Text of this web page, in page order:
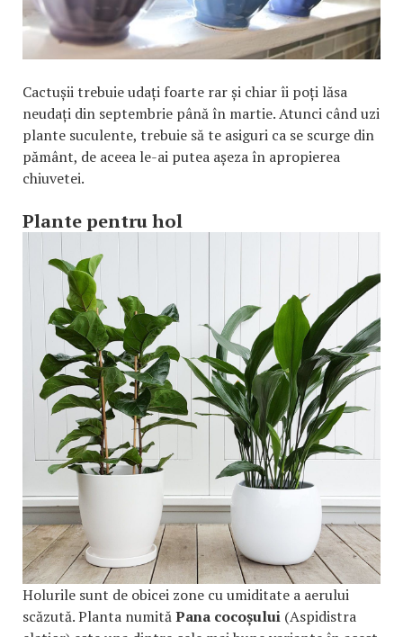
Cactușii trebuie udați foarte rar și chiar îi poți lăsa
neudați din septembrie până în martie. Atunci când uzi
plante suculente, trebuie să te asiguri ca se scurge din
pământ, de aceea le-ai putea așeza în apropierea
chiuvetei.
Plante pentru hol
Holurile sunt de obicei zone cu umiditate a aerului
scăzută. Planta numităPana cocoșului (Aspidistra